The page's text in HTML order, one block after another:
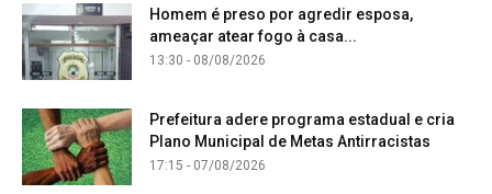
Homem é preso por agredir esposa,
ameaçar atear fogo à casa...
13:30 - 08/08/2026
Prefeitura adere programa estadual e cria
Plano Municipal de Metas Antirracistas
17:15 - 07/08/2026